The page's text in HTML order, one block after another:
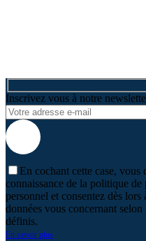
Inscrivez vous à notre
En cochant cette case,
connaissance de la politique de
personnel et consentez dès
données vous concernant
définis.
En savoir plus